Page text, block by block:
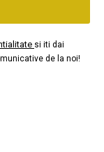
si iti dai
de la noi!